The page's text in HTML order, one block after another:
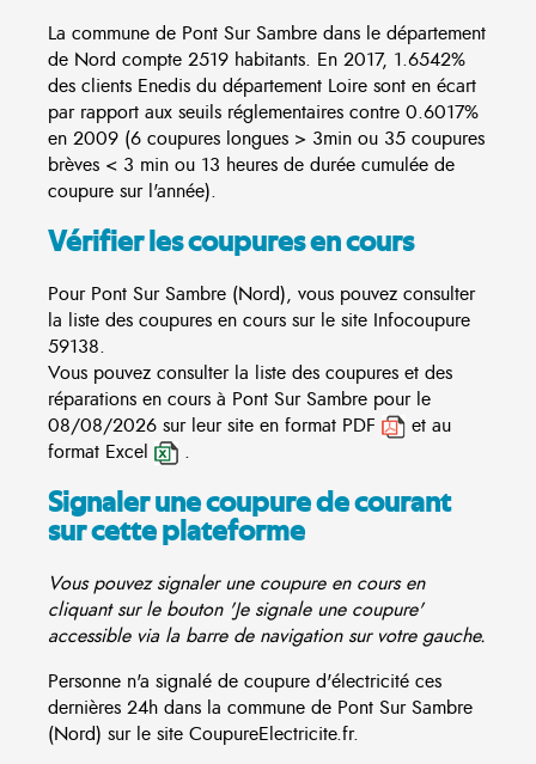
La commune de Pont Sur Sambre dans le département
de Nord compte 2519 habitants. En 2017, 1.6542%
des clients Enedis du département Loire sont en écart
par rapport aux seuils réglementaires contre 0.6017%
en 2009 (6 coupures longues > 3min ou 35 coupures
brèves < 3 min ou 13 heures de durée cumulée de
coupure sur l'année).
Vérifier les coupures en cours
Pour Pont Sur Sambre (Nord), vous pouvez consulter
la liste des coupures en cours sur le site Infocoupure
59138.
Vous pouvez consulter la liste des coupures et des
réparations en cours à Pont Sur Sambre pour le
08/08/2026 sur leur site en format PDF
et au
format Excel
.
Signaler une coupure de courant
sur cette plateforme
Vous pouvez signaler une coupure en cours en
cliquant sur le bouton 'Je signale une coupure'
accessible via la barre de navigation sur votre gauche.
Personne n'a signalé de coupure d'électricité ces
dernières 24h dans la commune de Pont Sur Sambre
(Nord) sur le site CoupureElectricite.fr.